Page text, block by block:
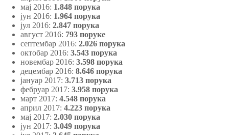
мај 2016: 1.848 порука
јун 2016: 1.964 порука
јул 2016: 2.847 порука
август 2016: 793 поруке
септембар 2016: 2.026 порука
октобар 2016: 3.543 порука
новембар 2016: 3.598 порука
децембар 2016: 8.646 порука
јануар 2017: 3.713 порука
фебруар 2017: 3.958 порука
март 2017: 4.548 порука
април 2017: 4.223 порука
мај 2017: 2.030 порука
јун 2017: 3.049 порука